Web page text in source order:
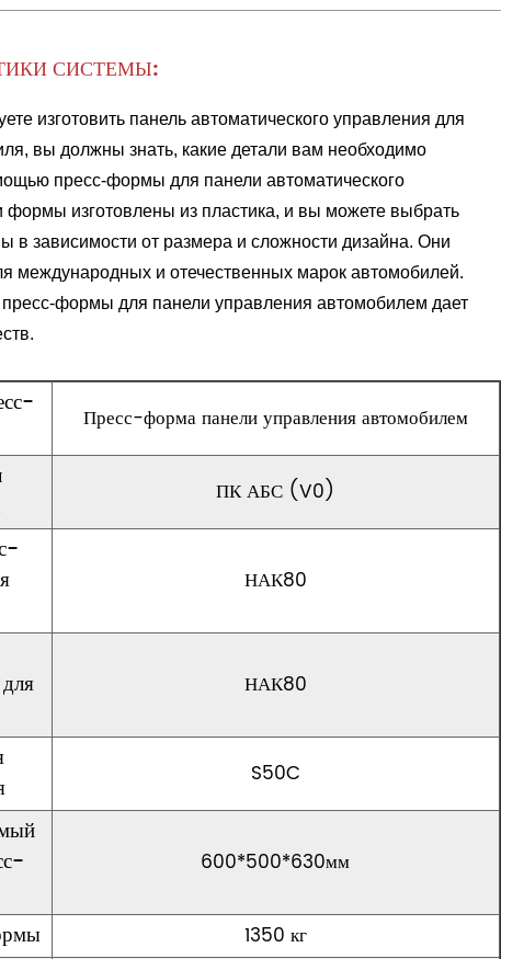
СИСТЕМЫ:
изготовить панель автоматического управления для
вы должны знать, какие детали вам необходимо
пресс-формы для панели автоматического
формы изготовлены из пластика, и вы можете выбрать
в зависимости от размера и сложности дизайна. Они
международных и отечественных марок автомобилей.
формы для панели управления автомобилем дает
Пресс-форма панели управления автомобилем
ПК АБС (V0)
НАК80
НАК80
S50C
600*500*630мм
1350 кг